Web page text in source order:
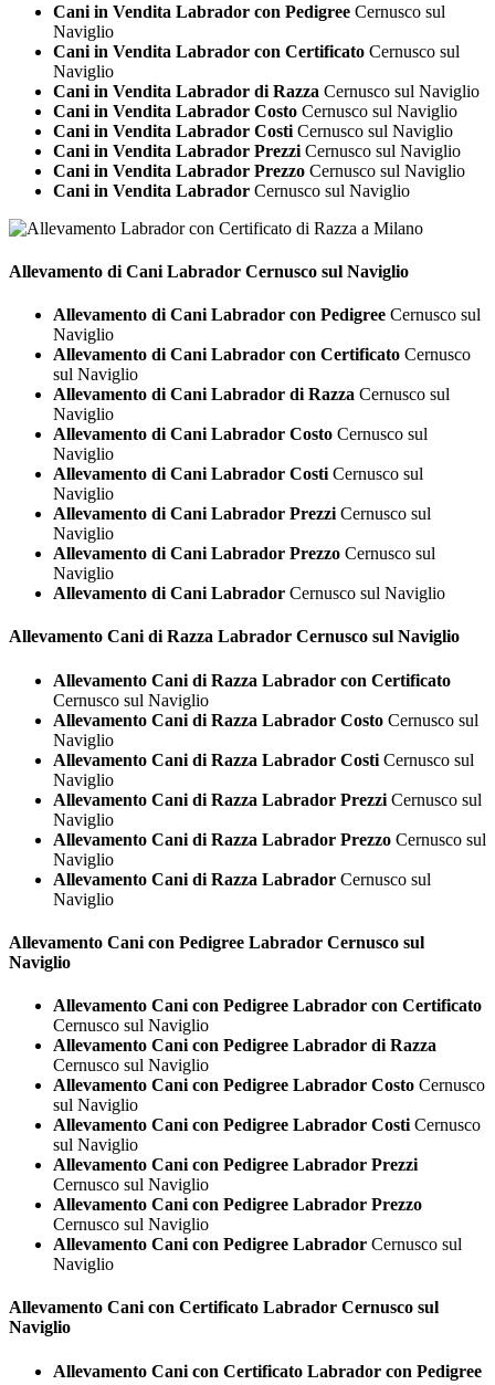
Cani in Vendita Labrador con Pedigree Cernusco sul
Naviglio
Cani in Vendita Labrador con Certificato Cernusco sul
Naviglio
Cani in Vendita Labrador di Razza Cernusco sul Naviglio
Cani in Vendita Labrador Costo Cernusco sul Naviglio
Cani in Vendita Labrador Costi Cernusco sul Naviglio
Cani in Vendita Labrador Prezzi Cernusco sul Naviglio
Cani in Vendita Labrador Prezzo Cernusco sul Naviglio
Cani in Vendita Labrador Cernusco sul Naviglio
Allevamento di Cani Labrador Cernusco sul Naviglio
Allevamento di Cani Labrador con Pedigree Cernusco sul
Naviglio
Allevamento di Cani Labrador con Certificato Cernusco
sul Naviglio
Allevamento di Cani Labrador di Razza Cernusco sul
Naviglio
Allevamento di Cani Labrador Costo Cernusco sul
Naviglio
Allevamento di Cani Labrador Costi Cernusco sul
Naviglio
Allevamento di Cani Labrador Prezzi Cernusco sul
Naviglio
Allevamento di Cani Labrador Prezzo Cernusco sul
Naviglio
Allevamento di Cani Labrador Cernusco sul Naviglio
Allevamento Cani di Razza Labrador Cernusco sul Naviglio
Allevamento Cani di Razza Labrador con Certificato
Cernusco sul Naviglio
Allevamento Cani di Razza Labrador Costo Cernusco sul
Naviglio
Allevamento Cani di Razza Labrador Costi Cernusco sul
Naviglio
Allevamento Cani di Razza Labrador Prezzi Cernusco sul
Naviglio
Allevamento Cani di Razza Labrador Prezzo Cernusco sul
Naviglio
Allevamento Cani di Razza Labrador Cernusco sul
Naviglio
Allevamento Cani con Pedigree Labrador Cernusco sul
Naviglio
Allevamento Cani con Pedigree Labrador con Certificato
Cernusco sul Naviglio
Allevamento Cani con Pedigree Labrador di Razza
Cernusco sul Naviglio
Allevamento Cani con Pedigree Labrador Costo Cernusco
sul Naviglio
Allevamento Cani con Pedigree Labrador Costi Cernusco
sul Naviglio
Allevamento Cani con Pedigree Labrador Prezzi
Cernusco sul Naviglio
Allevamento Cani con Pedigree Labrador Prezzo
Cernusco sul Naviglio
Allevamento Cani con Pedigree Labrador Cernusco sul
Naviglio
Allevamento Cani con Certificato Labrador Cernusco sul
Naviglio
Allevamento Cani con Certificato Labrador con Pedigree